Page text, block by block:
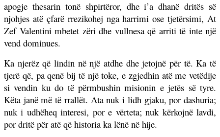
apogje thesarin tonë shpirtëror, dhe i’a dhanë dritës së
njohjes atë çfarë rrezikohej nga harrimi ose tjetërsimi, At
Zef Valentini mbetet zëri dhe vullnesa që arriti të inte një
vend dominues.
Ka njerëz që lindin në një atdhe dhe jetojnë për të. Ka të
tjerë që, pa qenë bij të një toke, e zgjedhin atë me vetëdije
si vendin ku do të përmbushin misionin e jetës së tyre.
Këta janë më të rrallët. Ata nuk i lidh gjaku, por dashuria;
nuk i udhëheq interesi, por e vërteta; nuk kërkojnë lavdi,
por dritë për atë që historia ka lënë në hije.